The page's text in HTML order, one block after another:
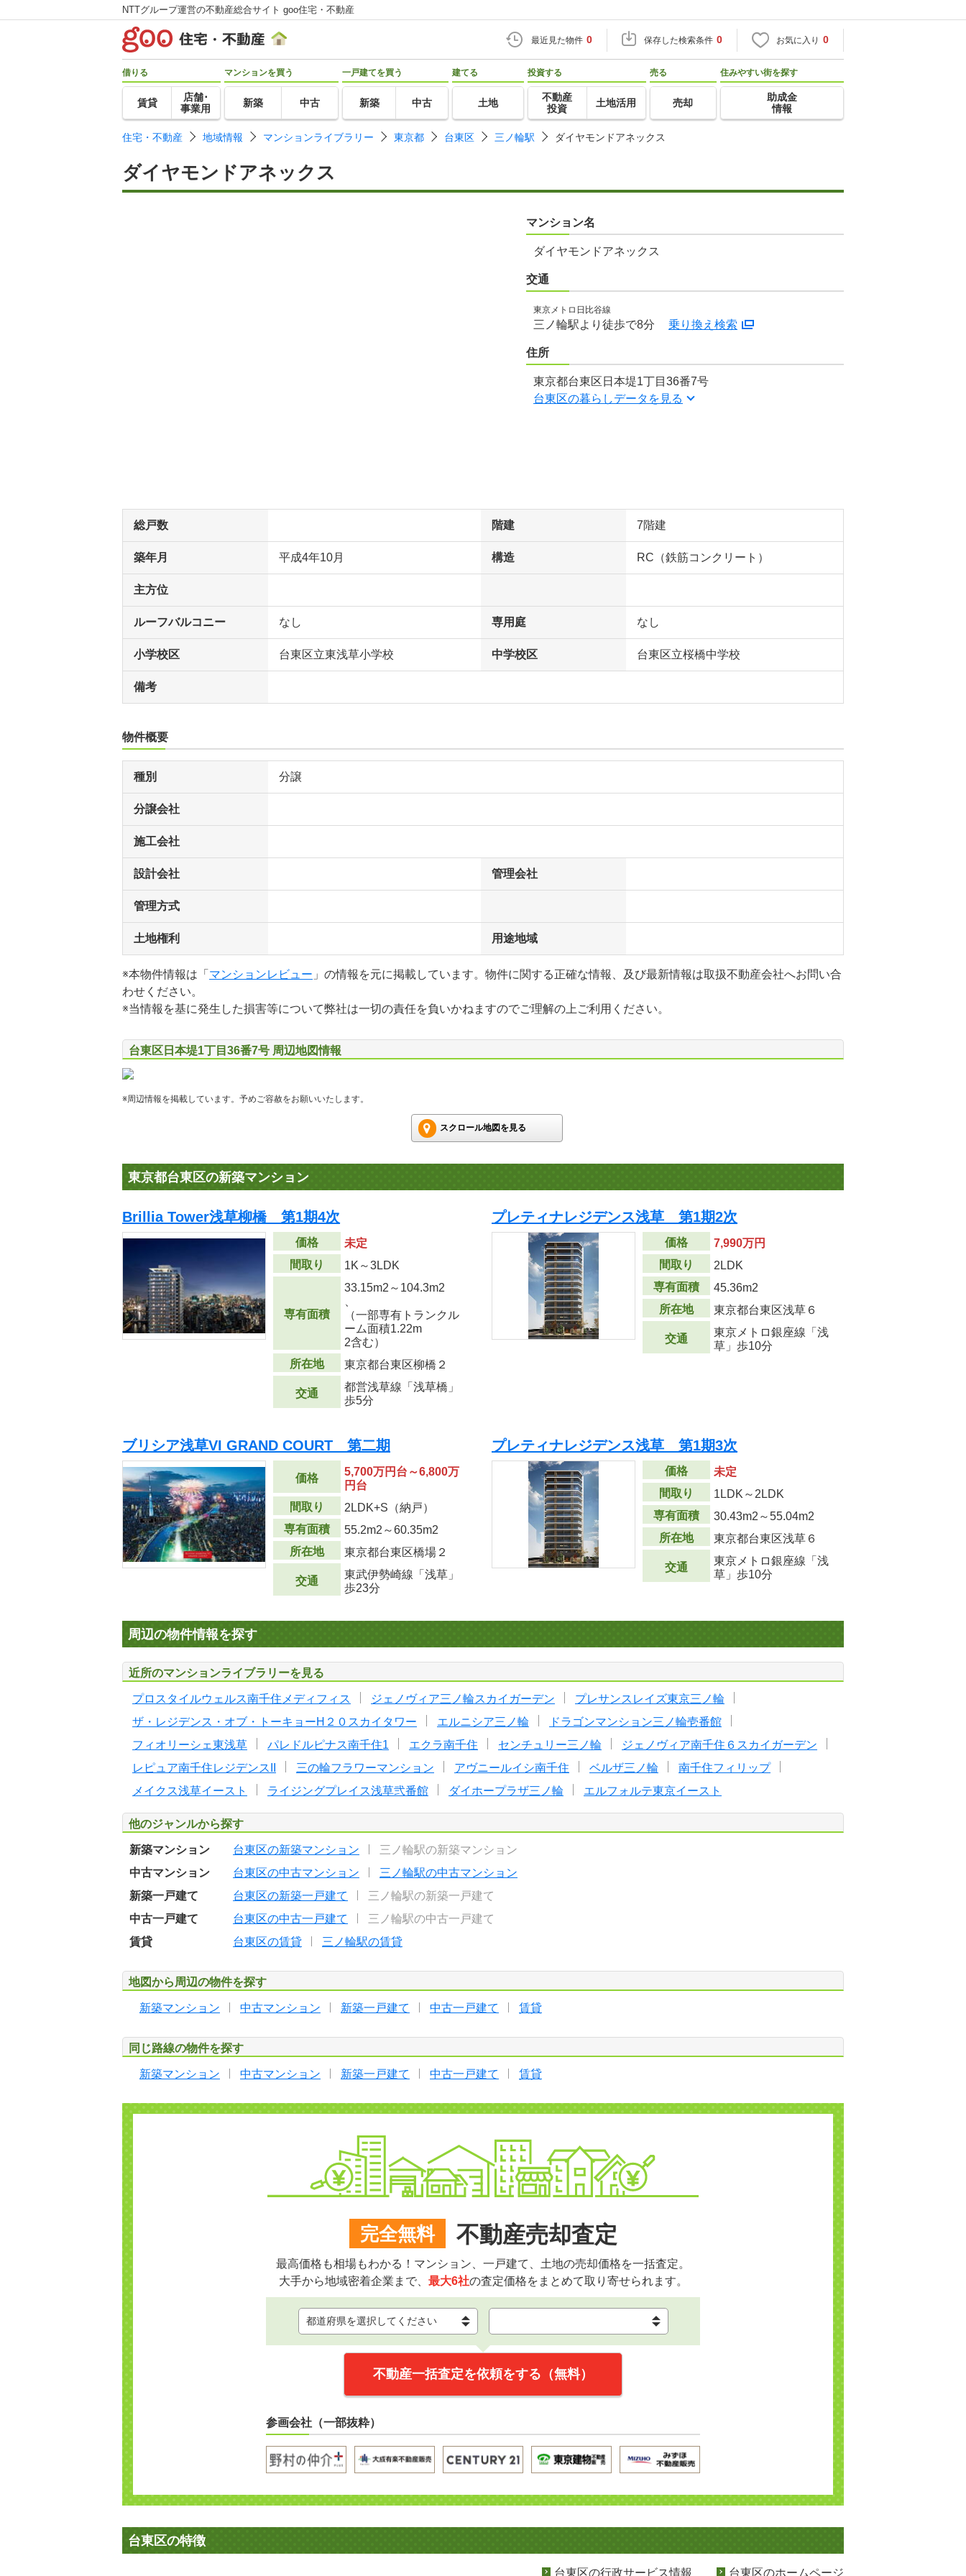
NTTグループ運営の不動産総合サイト goo住宅・不動産
最近見た物件 0 保存した検索条件 0 お気に入り 0
借りる
賃貸
店舗･
事業用
マンションを買う
新築 中古
一戸建てを買う
新築 中古
建てる
土地
投資する
不動産
投資
土地活用
売る
売却
住みやすい街を探す
助成金
情報
住宅・不動産 地域情報 マンションライブラリー 東京都 台東区 三ノ輪駅 ダイヤモンドアネックス
ダイヤモンドアネックス
マンション名
ダイヤモンドアネックス
交通
東京メトロ日比谷線
三ノ輪駅より徒歩で8分 乗り換え検索
住所
東京都台東区日本堤1丁目36番7号
台東区の暮らしデータを見る
総戸数 階建 7階建
築年月 平成4年10月 構造 RC（鉄筋コンクリート）
主方位
ルーフバルコニー なし 専用庭 なし
小学校区 台東区立東浅草小学校 中学校区 台東区立桜橋中学校
備考
物件概要
種別 分譲
分譲会社
施工会社
設計会社 管理会社
管理方式
土地権利 用途地域
※本物件情報は「 マンションレビュー 」の情報を元に掲載しています。物件に関する正確な情報、及び最新情報は取扱不動産会社へお問い合
わせください。
※当情報を基に発生した損害等について弊社は一切の責任を負いかねますのでご理解の上ご利用ください。
台東区日本堤1丁目36番7号 周辺地図情報
※周辺情報を掲載しています。予めご容赦をお願いいたします。
スクロール地図を見る
東京都台東区の新築マンション
Brillia Tower浅草柳橋 第1期4次
価格
未定
間取り
1K～3LDK
専有面積
33.15m2 ～104.3m2
（一部専有トランクル
ーム面積1.22m
2含む）
所在地
東京都台東区柳橋２
交通
都営浅草線「浅草橋」
歩5分
プレティナレジデンス浅草 第1期2次
価格
7,990万円
間取り
2LDK
専有面積
45.36m2
所在地
東京都台東区浅草６
交通
東京メトロ銀座線「浅
草」歩10分
ブリシア浅草VI GRAND COURT 第二期
価格
5,700万円台～6,800万
円台
間取り
2LDK+S（納戸）
専有面積
55.2m2 ～60.35m2
所在地
東京都台東区橋場２
交通
東武伊勢崎線「浅草」
歩23分
プレティナレジデンス浅草 第1期3次
価格
未定
間取り
1LDK～2LDK
専有面積
30.43m2 ～55.04m2
所在地
東京都台東区浅草６
交通
東京メトロ銀座線「浅
草」歩10分
周辺の物件情報を探す
近所のマンションライブラリーを見る
プロスタイルウェルス南千住メディフィス ジェノヴィア三ノ輪スカイガーデン
プレサンスレイズ東京三ノ輪
ザ・レジデンス・オブ・トーキョーH２０スカイタワー
エルニシア三ノ輪
ドラゴンマンション三ノ輪壱番館
フィオリーシェ東浅草
パレドルピナス南千住1 エクラ南千住 センチュリー三ノ輪
ジェノヴィア南千住６スカイガーデン
レピュア南千住レジデンスII
三の輪フラワーマンション アヴニールイシ南千住 ベルザ三ノ輪
南千住フィリップ
メイクス浅草イースト
ライジングプレイス浅草弐番館 ダイホープラザ三ノ輪 エルフォルテ東京イースト
他のジャンルから探す
新築マンション 台東区の新築マンション
三ノ輪駅の新築マンション
中古マンション
台東区の中古マンション
三ノ輪駅の中古マンション
新築一戸建て
台東区の新築一戸建て
三ノ輪駅の新築一戸建て
中古一戸建て
台東区の中古一戸建て
三ノ輪駅の中古一戸建て
賃貸
台東区の賃貸 三ノ輪駅の賃貸
地図から周辺の物件を探す
新築マンション 中古マンション 新築一戸建て 中古一戸建て 賃貸
同じ路線の物件を探す
新築マンション 中古マンション 新築一戸建て 中古一戸建て 賃貸
完全無料 不動産売却査定
最高価格も相場もわかる！マンション、一戸建て、土地の売却価格を一括査定。
大手から地域密着企業まで、 最大6社の査定価格をまとめて取り寄せられます。
不動産一括査定を依頼をする（無料）
参画会社（一部抜粋）
台東区の特徴
台東区の行政サービス情報 台東区のホームページ